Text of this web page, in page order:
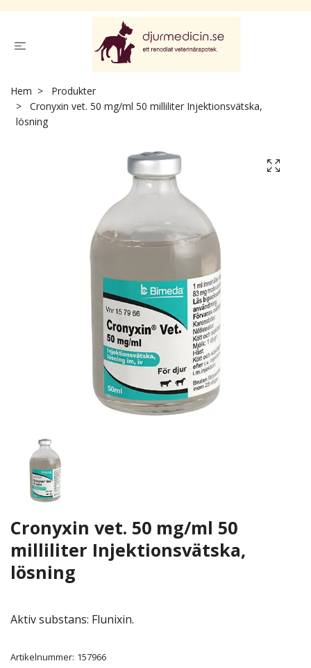
Hem
Produkter
Cronyxin vet. 50 mg/ml 50 milliliter Injektionsvätska,
lösning
Cronyxin vet. 50 mg/ml 50
milliliter Injektionsvätska,
lösning
Aktiv substans: Flunixin.
Artikelnummer: 157966